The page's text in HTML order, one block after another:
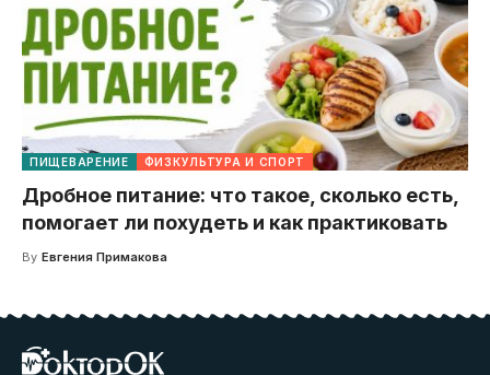
ПИЩЕВАРЕНИЕ ФИЗКУЛЬТУРА И СПОРТ
Дробное питание: что такое, сколько есть,
помогает ли похудеть и как практиковать
By Евгения Примакова